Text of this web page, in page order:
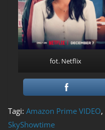
fot. Netflix
Tagi: Amazon Prime VIDEO,
SkyShowtime